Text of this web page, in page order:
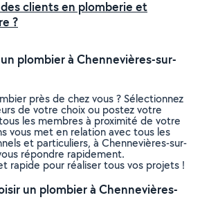
clients en plomberie et
?
plombier à Chennevières-sur-
près de chez vous ? Sélectionnez
de votre choix ou postez votre
les membres à proximité de votre
vous met en relation avec tous les
et particuliers, à Chennevières-sur-
répondre rapidement.
rapide pour réaliser tous vos projets !
un plombier à Chennevières-